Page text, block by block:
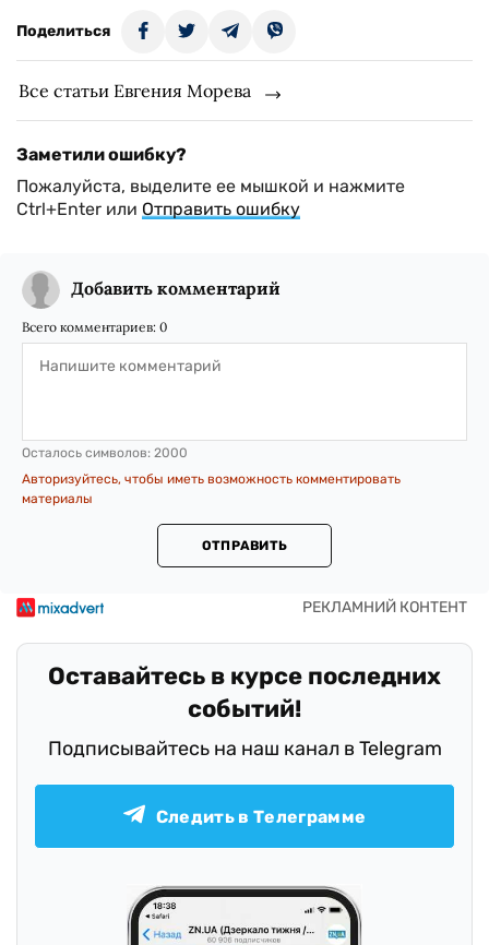
Поделиться
Все статьи Евгения Морева
Заметили ошибку?
Пожалуйста, выделите ее мышкой и нажмите
Ctrl+Enter или Отправить ошибку
Добавить комментарий
Всего комментариев: 0
Осталось символов: 2000
Авторизуйтесь, чтобы иметь возможность комментировать
материалы
ОТПРАВИТЬ
Оставайтесь в курсе последних
событий!
Подписывайтесь на наш канал в Telegram
Следить в Телеграмме